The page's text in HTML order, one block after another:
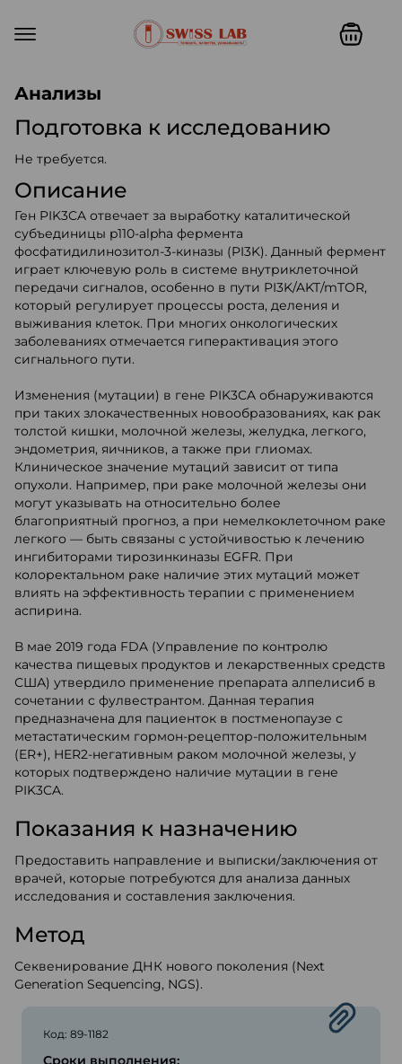
Анализы
Подготовка к исследованию
Не требуется.
Описание
Ген PIK3CA отвечает за выработку каталитической
субъединицы p110-alpha фермента
фосфатидилинозитол-3-киназы (PI3K). Данный фермент
играет ключевую роль в системе внутриклеточной
передачи сигналов, особенно в пути PI3K/AKT/mTOR,
который регулирует процессы роста, деления и
выживания клеток. При многих онкологических
заболеваниях отмечается гиперактивация этого
сигнального пути.
Изменения (мутации) в гене PIK3CA обнаруживаются
при таких злокачественных новообразованиях, как рак
толстой кишки, молочной железы, желудка, легкого,
эндометрия, яичников, а также при глиомах.
Клиническое значение мутаций зависит от типа
опухоли. Например, при раке молочной железы они
могут указывать на относительно более
благоприятный прогноз, а при немелкоклеточном раке
легкого — быть связаны с устойчивостью к лечению
ингибиторами тирозинкиназы EGFR. При
колоректальном раке наличие этих мутаций может
влиять на эффективность терапии с применением
аспирина.
В мае 2019 года FDA (Управление по контролю
качества пищевых продуктов и лекарственных средств
США) утвердило применение препарата алпелисиб в
сочетании с фулвестрантом. Данная терапия
предназначена для пациенток в постменопаузе с
метастатическим гормон-рецептор-положительным
(ER+), HER2-негативным раком молочной железы, у
которых подтверждено наличие мутации в гене
PIK3CA.
Показания к назначению
Предоставить направление и выписки/заключения от
врачей, которые потребуются для анализа данных
исследования и составления заключения.
Метод
Секвенирование ДНК нового поколения (Next
Generation Sequencing, NGS).
Код: 89-1182
Сроки выполнения: